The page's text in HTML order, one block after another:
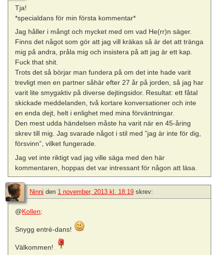
Tja!
*specialdans för min första kommentar*
Jag håller i mångt och mycket med om vad He(rr)n säger.
Finns det något som gör att jag vill kräkas så är det att tränga
mig på andra, pråla mig och insistera på att jag är ett kap.
Fuck that shit.
Trots det så börjar man fundera på om det inte hade varit
trevligt men en partner såhär efter 27 år på jorden, så jag har
varit lite smygaktiv på diverse dejtingsidor. Resultat: ett fåtal
skickade meddelanden, två kortare konversationer och inte
en enda dejt, helt i enlighet med mina förväntningar.
Den mest udda händelsen måste ha varit när en 45-åring
skrev till mig. Jag svarade något i stil med ”jag är inte för dig,
försvinn”, vilket fungerade.
Jag vet inte riktigt vad jag ville säga med den här
kommentaren, hoppas det var intressant för någon att läsa.
Ninni den 1 november, 2013 kl. 18:19 skrev:
@Kollen:
Snygg entré-dans!
Välkommen!